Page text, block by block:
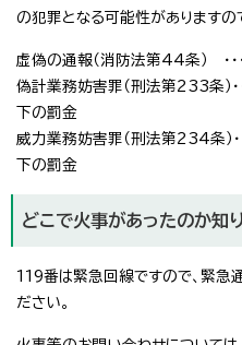
の犯罪となる可能性がありますの
虚偽の通報（消防法第44条） ・
偽計業務妨害罪（刑法第233条）
下の罰金
威力業務妨害罪（刑法第234条）
下の罰金
どこで火事があったのか知
119番は緊急回線ですので、緊急
ださい。